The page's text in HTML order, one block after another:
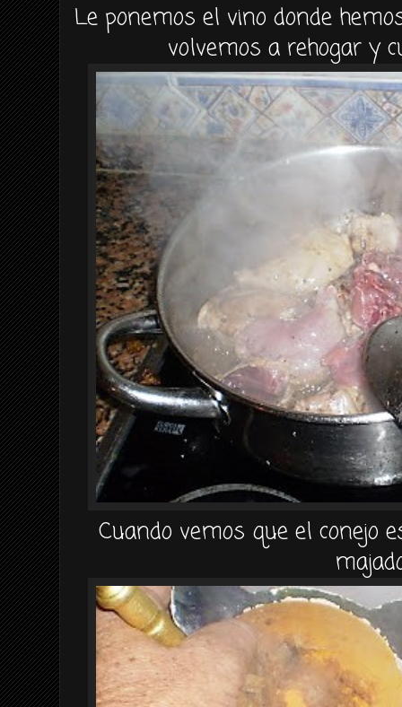
Le ponemos el vino donde
volvemos a rehogar y
Cuando vemos que el conejo